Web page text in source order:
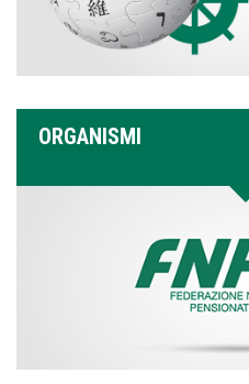
ORGANISMI